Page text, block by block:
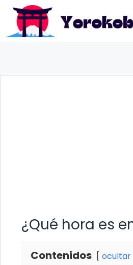
Saltar
contenido
¿Qué hora es
Contenidos ocultar